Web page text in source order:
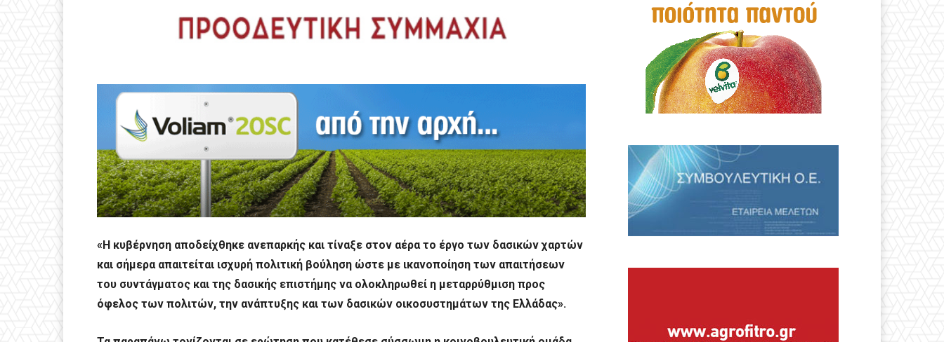
«Η κυβέρνηση αποδείχθηκε ανεπαρκής και τίναξε στον αέρα το έργο των δασικών χαρτών
και σήμερα απαιτείται ισχυρή πολιτική βούληση ώστε με ικανοποίηση των απαιτήσεων
του συντάγματος και της δασικής επιστήμης να ολοκληρωθεί η μεταρρύθμιση προς
όφελος των πολιτών, την ανάπτυξης και των δασικών οικοσυστημάτων της Ελλάδας».